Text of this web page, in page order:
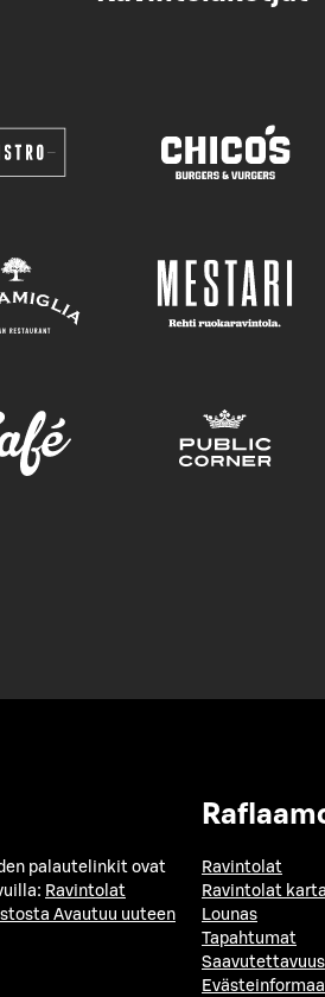
palautelinkit ovat
Ravintolat
Avautuu uuteen
Ravintolat
Ravintolat
Lounas
Tapahtumat
Saavutettavuus